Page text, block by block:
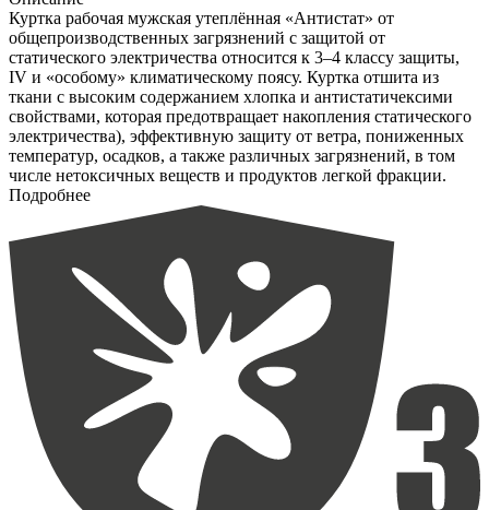
Куртка рабочая мужская утеплённая «Антистат» от
общепроизводственных загрязнений с защитой от
статического электричества относится к 3–4 классу защиты,
IV и «особому» климатическому поясу. Куртка отшита из
ткани с высоким содержанием хлопка и антистатичексими
свойствами, которая предотвращает накопления статического
электричества), эффективную защиту от ветра, пониженных
температур, осадков, а также различных загрязнений, в том
числе нетоксичных веществ и продуктов легкой фракции.
Подробнее